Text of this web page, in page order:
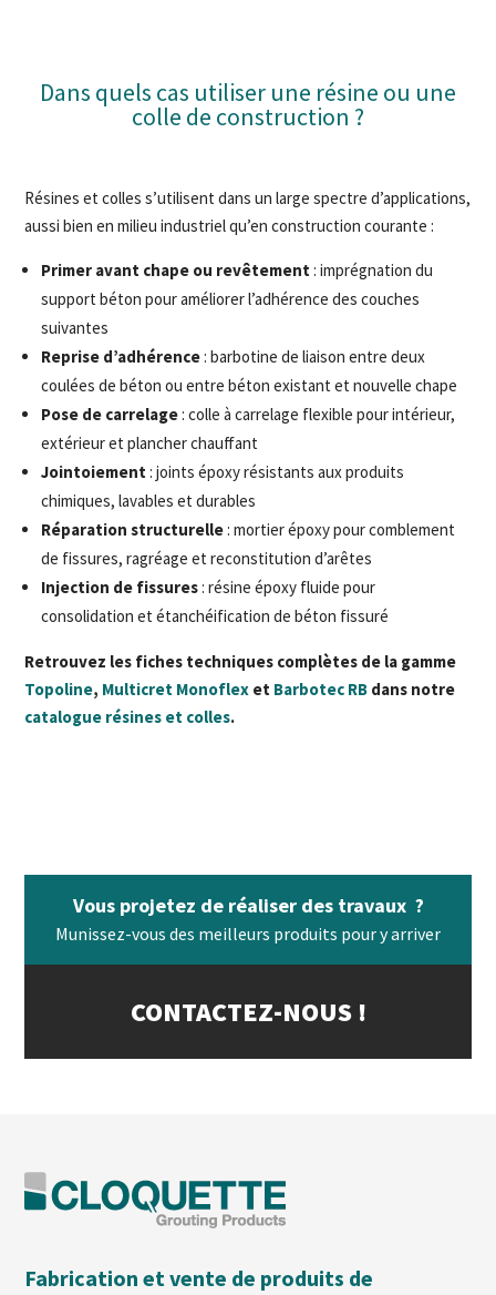
Dans quels cas utiliser une résine ou une
colle de construction ?
Résines et colles s’utilisent dans un large spectre d’applications,
aussi bien en milieu industriel qu’en construction courante :
Primer avant chape ou revêtement: imprégnation du
support béton pour améliorer l’adhérence des couches
suivantes
Reprise d’adhérence: barbotine de liaison entre deux
coulées de béton ou entre béton existant et nouvelle chape
Pose de carrelage: colle à carrelage flexible pour intérieur,
extérieur et plancher chauffant
Jointoiement: joints époxy résistants aux produits
chimiques, lavables et durables
Réparation structurelle: mortier époxy pour comblement
de fissures, ragréage et reconstitution d’arêtes
Injection de fissures: résine époxy fluide pour
consolidation et étanchéification de béton fissuré
Retrouvez les fiches techniques complètes de la gamme
Topoline, Multicret Monoflex et Barbotec RB dans notre
catalogue résines et colles.
Vous projetez de réaliser des travaux ?
Munissez-vous des meilleurs produits pour y arriver
CONTACTEZ-NOUS !
Fabrication et vente de produits de